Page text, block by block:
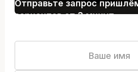
Отправьте запрос
вариантов от 3 минут